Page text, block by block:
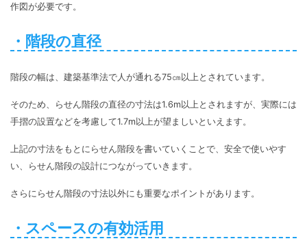
作図が必要です。
・階段の直径
階段の幅は、建築基準法で人が通れる75㎝以上とされています。
そのため、らせん階段の直径の寸法は1.6m以上とされますが、実際には
手摺の設置などを考慮して1.7m以上が望ましいといえます。
上記の寸法をもとにらせん階段を書いていくことで、安全で使いやす
い、らせん階段の設計につながっていきます。
さらにらせん階段の寸法以外にも重要なポイントがあります。
・スペースの有効活用